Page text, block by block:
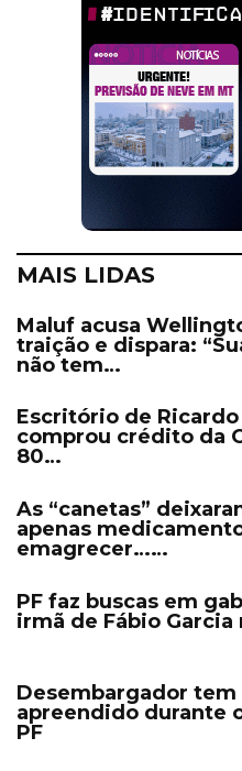
MAIS LIDAS
Maluf acusa
traição e dispara:
não tem…
Escritório de
comprou crédito da
80…
As “canetas”
apenas
emagrecer……
PF faz buscas em
irmã de Fábio Garcia
Desembargador tem
apreendido durante
PF